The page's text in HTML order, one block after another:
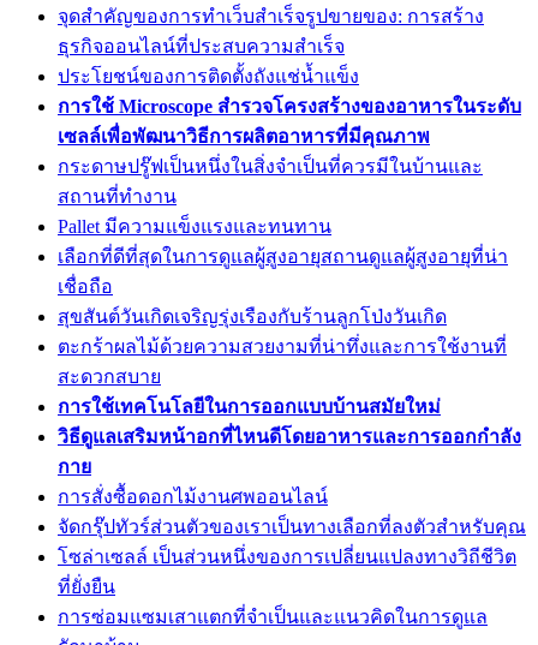
จุดสำคัญของการทำเว็บสำเร็จรูปขายของ: การสร้าง
ธุรกิจออนไลน์ที่ประสบความสำเร็จ
ประโยชน์ของการติดตั้งถังแช่น้ำแข็ง
การใช้ Microscope สำรวจโครงสร้างของอาหารในระดับ
เซลล์เพื่อพัฒนาวิธีการผลิตอาหารที่มีคุณภาพ
กระดาษปรู๊ฟเป็นหนึ่งในสิ่งจำเป็นที่ควรมีในบ้านและ
สถานที่ทำงาน
Pallet มีความแข็งแรงและทนทาน
เลือกที่ดีที่สุดในการดูแลผู้สูงอายุสถานดูแลผู้สูงอายุที่น่า
เชื่อถือ
สุขสันต์วันเกิดเจริญรุ่งเรืองกับร้านลูกโป่งวันเกิด
ตะกร้าผลไม้ด้วยความสวยงามที่น่าทึ่งและการใช้งานที่
สะดวกสบาย
การใช้เทคโนโลยีในการออกแบบบ้านสมัยใหม่
วิธีดูแลเสริมหน้าอกที่ไหนดีโดยอาหารและการออกกำลัง
กาย
การสั่งซื้อดอกไม้งานศพออนไลน์
จัดกรุ๊ปทัวร์ส่วนตัวของเราเป็นทางเลือกที่ลงตัวสำหรับคุณ
โซล่าเซลล์ เป็นส่วนหนึ่งของการเปลี่ยนแปลงทางวิถีชีวิต
ที่ยั่งยืน
การซ่อมแซมเสาแตกที่จำเป็นและแนวคิดในการดูแล